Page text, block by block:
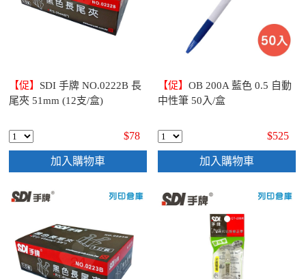
【促】 SDI 手牌 NO.0222B 長
尾夾 51mm (12支/盒)
$78
加入購物車
【促】OB 200A 藍色 0.5 自動
中性筆 50入/盒
$525
加入購物車